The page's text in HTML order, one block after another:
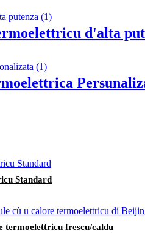
d'alta
Standard
termoelettricu frescu/caldu